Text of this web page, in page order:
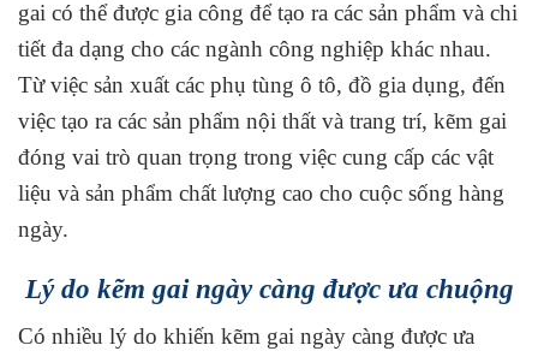
gai có thể được gia công để tạo ra các sản phẩm và chi
tiết đa dạng cho các ngành công nghiệp khác nhau.
Từ việc sản xuất các phụ tùng ô tô, đồ gia dụng, đến
việc tạo ra các sản phẩm nội thất và trang trí, kẽm gai
đóng vai trò quan trọng trong việc cung cấp các vật
liệu và sản phẩm chất lượng cao cho cuộc sống hàng
ngày.
Lý do kẽm gai ngày càng được ưa chuộng
Có nhiều lý do khiến kẽm gai ngày càng được ưa